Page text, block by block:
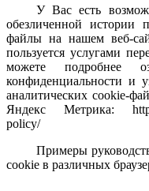
У Вас есть
обезличенной истории
файлы на нашем веб-
пользуется услугами
можете подробнее
конфиденциальности и
аналитических cookie-
Яндекс Метрика:
policy/
Примеры
cookie в различных